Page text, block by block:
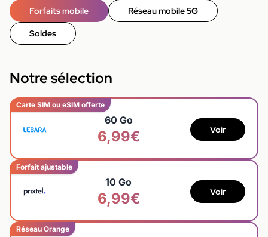
Forfaits mobile Réseau mobile 5G
Soldes
Notre sélection
Carte SIM ou eSIM offerte
60 Go
6,99€ Voir
Forfait ajustable
10 Go
6,99€ Voir
Réseau Orange